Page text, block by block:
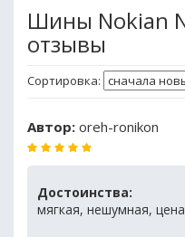
Шины Nokian
отзывы
Сортировка:
Автор: oreh-ronikon
Достоинства:
мягкая, нешумная, цена